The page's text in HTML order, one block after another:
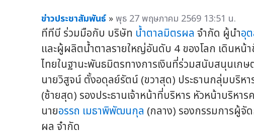
ข่าวประชาสัมพันธ์ »พุธ 27 พฤษภาคม 2569 13:51 น.
ทีทีบี ร่วมมือกับ บริษัท น้ำตาลมิตรผล จำกัด ผู้นำอุ
และผู้ผลิตน้ำตาลรายใหญ่อันดับ 4 ของโลก เดินหน้า
ไทยในฐานะพันธมิตรทางการเงินที่ร่วมสนับสนุนเกษ
นายวิสูจน์ ตั้งอดุลย์รัตน์ (ขวาสุด) ประธานกลุ่มบริ
(ซ้ายสุด) รองประธานเจ้าหน้าที่บริหาร หัวหน้าบริห
นายอรรถ เมธาพิพัฒนกุล (กลาง) รองกรรมการผู้จั
ผล จำกัด